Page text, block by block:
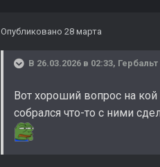
Опубликовано 28 марта
В 26.03.2026 в 02:33,
Вот хороший вопрос на
собрался что-то с ними